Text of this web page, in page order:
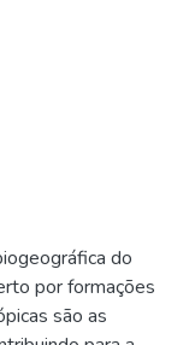
do
por formações
são as